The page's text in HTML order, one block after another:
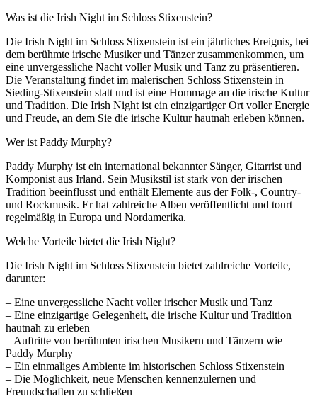
Was ist die Irish Night im Schloss Stixenstein?
Die Irish Night im Schloss Stixenstein ist ein jährliches Ereignis, bei
dem berühmte irische Musiker und Tänzer zusammenkommen, um
eine unvergessliche Nacht voller Musik und Tanz zu präsentieren.
Die Veranstaltung findet im malerischen Schloss Stixenstein in
Sieding-Stixenstein statt und ist eine Hommage an die irische Kultur
und Tradition. Die Irish Night ist ein einzigartiger Ort voller Energie
und Freude, an dem Sie die irische Kultur hautnah erleben können.
Wer ist Paddy Murphy?
Paddy Murphy ist ein international bekannter Sänger, Gitarrist und
Komponist aus Irland. Sein Musikstil ist stark von der irischen
Tradition beeinflusst und enthält Elemente aus der Folk-, Country-
und Rockmusik. Er hat zahlreiche Alben veröffentlicht und tourt
regelmäßig in Europa und Nordamerika.
Welche Vorteile bietet die Irish Night?
Die Irish Night im Schloss Stixenstein bietet zahlreiche Vorteile,
darunter:
– Eine unvergessliche Nacht voller irischer Musik und Tanz
– Eine einzigartige Gelegenheit, die irische Kultur und Tradition
hautnah zu erleben
– Auftritte von berühmten irischen Musikern und Tänzern wie
Paddy Murphy
– Ein einmaliges Ambiente im historischen Schloss Stixenstein
– Die Möglichkeit, neue Menschen kennenzulernen und
Freundschaften zu schließen